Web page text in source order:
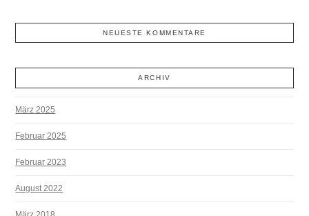
NEUESTE KOMMENTARE
ARCHIV
März 2025
Februar 2025
Februar 2023
August 2022